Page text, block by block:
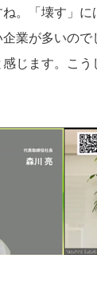
。「壊す」
業が多いの
じます。こ